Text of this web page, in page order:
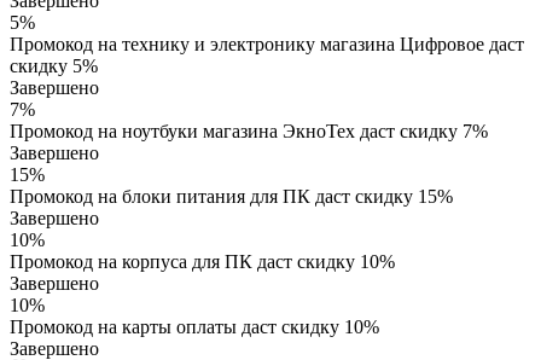
5%
Промокод на технику и электронику магазина Цифровое даст
скидку 5%
Завершено
7%
Промокод на ноутбуки магазина ЭкноТех даст скидку 7%
Завершено
15%
Промокод на блоки питания для ПК даст скидку 15%
Завершено
10%
Промокод на корпуса для ПК даст скидку 10%
Завершено
10%
Промокод на карты оплаты даст скидку 10%
Завершено